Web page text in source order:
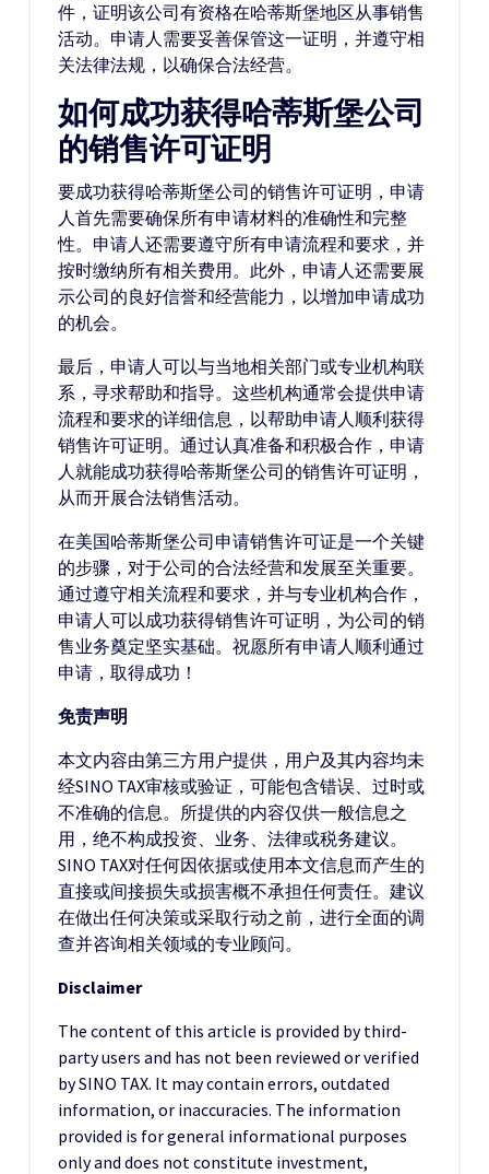
件，证明该公司有资格在哈蒂斯堡地区从事销售
活动。申请人需要妥善保管这一证明，并遵守相
关法律法规，以确保合法经营。
如何成功获得哈蒂斯堡公司
的销售许可证明
要成功获得哈蒂斯堡公司的销售许可证明，申请
人首先需要确保所有申请材料的准确性和完整
性。申请人还需要遵守所有申请流程和要求，并
按时缴纳所有相关费用。此外，申请人还需要展
示公司的良好信誉和经营能力，以增加申请成功
的机会。
最后，申请人可以与当地相关部门或专业机构联
系，寻求帮助和指导。这些机构通常会提供申请
流程和要求的详细信息，以帮助申请人顺利获得
销售许可证明。通过认真准备和积极合作，申请
人就能成功获得哈蒂斯堡公司的销售许可证明，
从而开展合法销售活动。
在美国哈蒂斯堡公司申请销售许可证是一个关键
的步骤，对于公司的合法经营和发展至关重要。
通过遵守相关流程和要求，并与专业机构合作，
申请人可以成功获得销售许可证明，为公司的销
售业务奠定坚实基础。祝愿所有申请人顺利通过
申请，取得成功！
免责声明
本文内容由第三方用户提供，用户及其内容均未
经SINO TAX审核或验证，可能包含错误、过时或
不准确的信息。所提供的内容仅供一般信息之
用，绝不构成投资、业务、法律或税务建议。
SINO TAX对任何因依据或使用本文信息而产生的
直接或间接损失或损害概不承担任何责任。建议
在做出任何决策或采取行动之前，进行全面的调
查并咨询相关领域的专业顾问。
Disclaimer
The content of this article is provided by third-
party users and has not been reviewed or verified
by SINO TAX. It may contain errors, outdated
information, or inaccuracies. The information
provided is for general informational purposes
only and does not constitute investment,